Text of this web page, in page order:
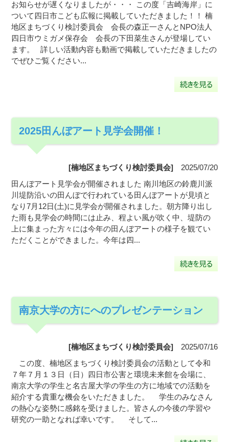
お知らせが遅くなりましたが・・・ この度「吉崎海岸」に
ついて四日市こども広報に掲載していただきました！！ 楠
地区まちづくり検討委員会 会長の森正一さんとNPO法人
四日市ウミガメ保存会 会長の下田菜生さんが登場してい
ます。 詳しい活動内容も動画で掲載していただきましたの
でぜひご覧ください...
2025田んぼアート見学会開催！
[楠地区まちづくり検討委員会] 2025/07/20
田んぼアート見学会が開催されました 南川地区の鈴鹿川派
川堤防沿いの田んぼで行われている田んぼアートが見頃と
なり7月12日(土)に見学会が開催されました。朝方降り出し
た雨も見学会の時間には止み、程よい風が吹く中、堤防の
上に集まった方々には今年の田んぼアートの様子を観てい
ただくことができました。今年は四...
南京大学の方にへのプレゼンテーション
[楠地区まちづくり検討委員会] 2025/07/16
この度、楠地区まちづくり検討委員会の活動として令和
７年７月１３日（日）四日市公害と環境未来館を会場に、
南京大学の学生と名古屋大学の学生の方に地域での活動を
紹介する貴重な機会をいただきました。 学生のみなさん
の熱心な姿勢に感銘を受けました。皆さんの今後の学習や
研究の一助となれば幸いです。 そして...